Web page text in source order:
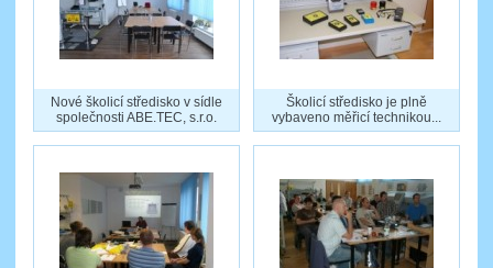
Nové školicí středisko v sídle
společnosti ABE.TEC, s.r.o.
Školicí středisko je plně
vybaveno měřicí technikou...